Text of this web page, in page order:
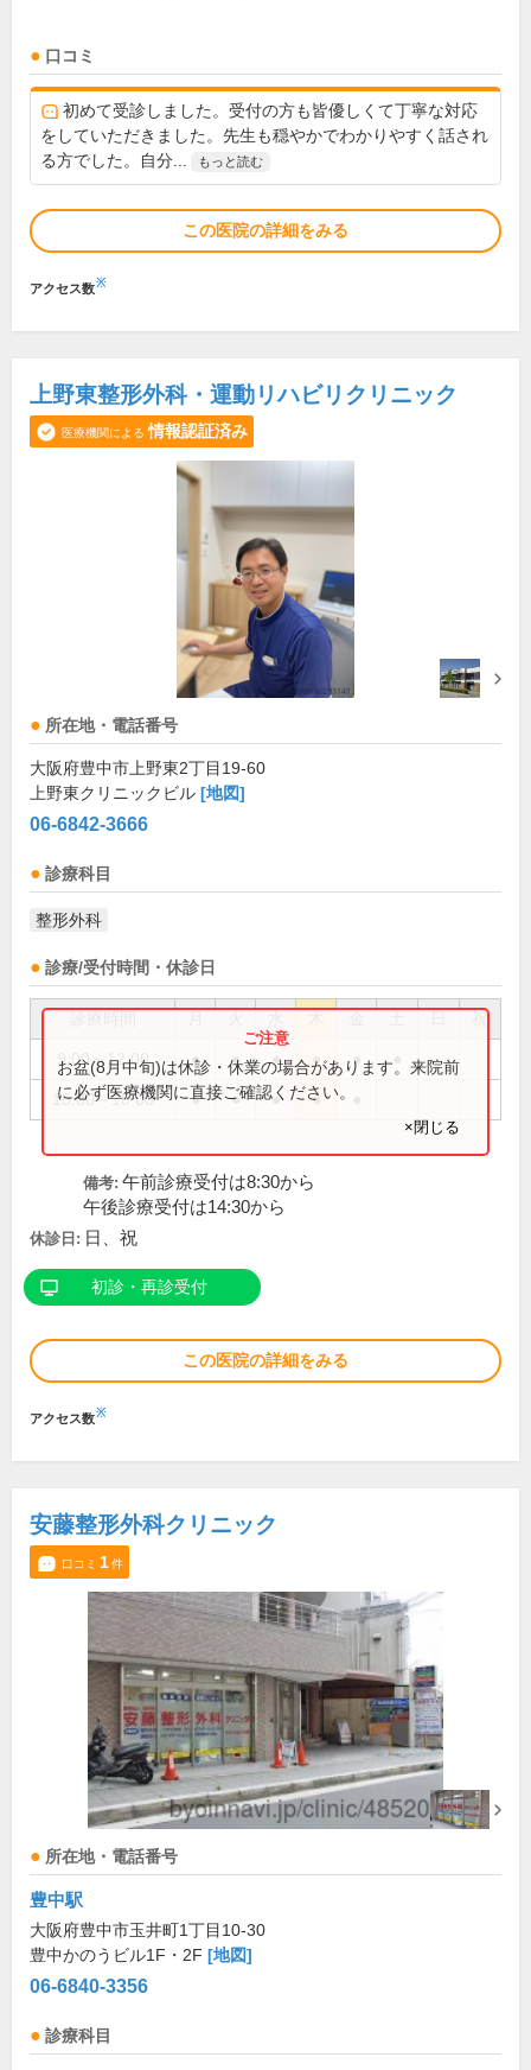
口コミ
初めて受診しました。受付の方も皆優しくて丁寧な対応
をしていただきました。先生も穏やかでわかりやすく話され
る方でした。自分...
もっと読む
この医院の詳細をみる
アクセス数※
上野東整形外科・運動リハビリクリニック
医療機関による 情報認証済み
所在地・電話番号
大阪府豊中市上野東2丁目19-60
上野東クリニックビル [地図]
06-6842-3666
診療科目
整形外科
診療/受付時間・休診日
祝
9:00～12:00 ● ● ● ● ●
15:00～18:00 ● ● ● ●
お盆(8月中旬)は休診・休業の場合があります。来院前
に必ず医療機関に直接ご確認ください。
×閉じる
備考: 午前診療受付は8:30から
午後診療受付は14:30から
休診日: 日、祝
初診・再診受付
この医院の詳細をみる
アクセス数※
安藤整形外科クリニック
口コミ 1件
所在地・電話番号
豊中駅
大阪府豊中市玉井町1丁目10-30
豊中かのうビル1F・2F [地図]
06-6840-3356
診療科目